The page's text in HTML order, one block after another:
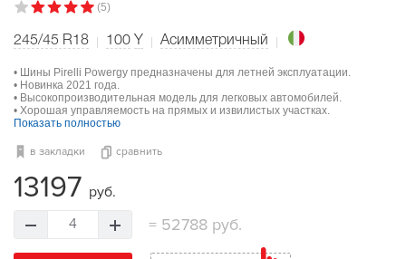
(5)
245/45 R18 100 Y Асимметричный
• Шины Pirelli Powergy предназначены для летней эксплуатации.
• Новинка 2021 года.
• Высокопроизводительная модель для легковых автомобилей.
• Хорошая управляемость на прямых и извилистых участках.
Показать полностью
в закладки сравнить
13197 руб.
4 = 52788 руб.